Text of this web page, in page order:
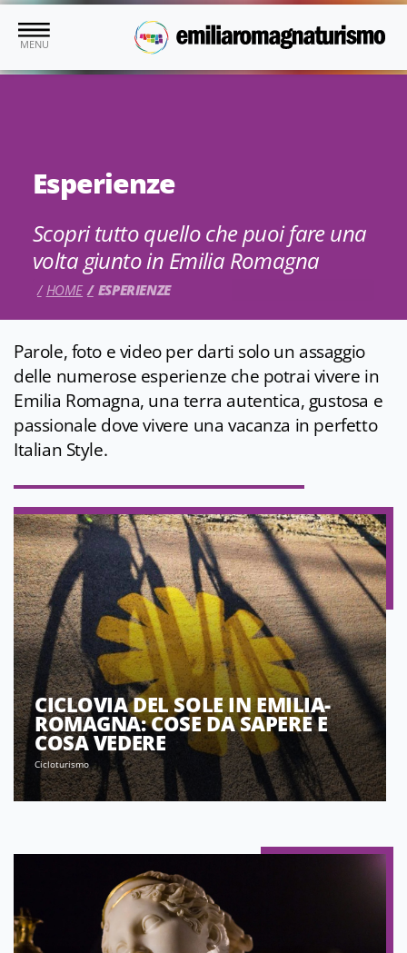
MENU
Esperienze
Scopri tutto quello che puoi fare una
volta giunto in Emilia Romagna
HOME ESPERIENZE
Parole, foto e video per darti solo un assaggio
delle numerose esperienze che potrai vivere in
Emilia Romagna, una terra autentica, gustosa e
passionale dove vivere una vacanza in perfetto
Italian Style.
CICLOVIA DEL SOLE IN EMILIA-
ROMAGNA: COSE DA SAPERE E
COSA VEDERE
Cicloturismo